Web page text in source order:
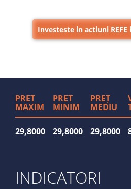
Investeste in actiuni
PRET
MAXIM
PRET
MINIM
PREȚ
MEDIU
29,8000 29,8000 29,8000
INDICATORI